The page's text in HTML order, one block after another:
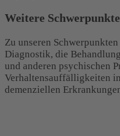
Weitere Schwerpunkte
Zu unseren
Diagnostik, die
und anderen psychischen
Verhaltensauffälligkeiten
demenziellen